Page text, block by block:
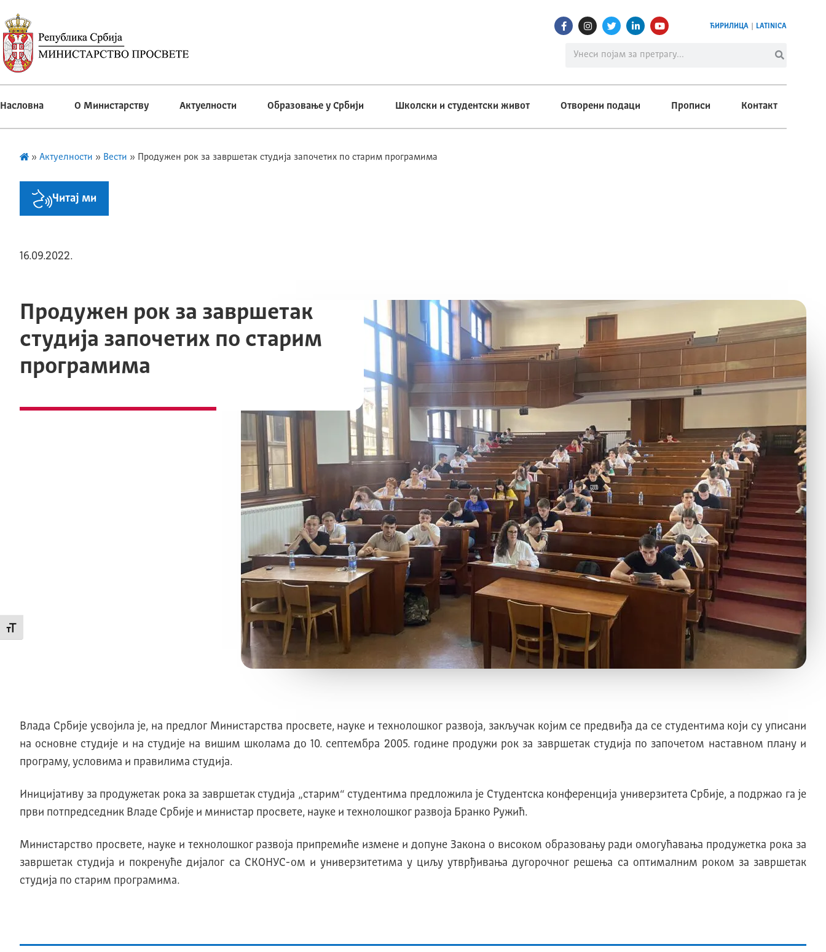
Промени величину слова
ЋИРИЛИЦА LATINICA
Насловна О Министарству Актуелности Образовање у Србији Школски и студентски живот Отворени подаци Прописи Контакт
» Актуелности » Вести » Продужен рок за завршетак студија започетих по старим програмима
Читај ми
16.09.2022.
Продужен рок за завршетак
студија започетих по старим
програмима
Влада Србије усвојила је, на предлог Министарства просвете, науке и технолошког развоја, закључак којим се предвиђа да се студентима који су уписани
на основне студије и на студије на вишим школама до 10. септембра 2005. године продужи рок за завршетак студија по започетом наставном плану и
програму, условима и правилима студија.
Иницијативу за продужетак рока за завршетак студија „старим“ студентима предложила је Студентска конференција универзитета Србије, а подржао га је
први потпредседник Владе Србије и министар просвете, науке и технолошког развоја Бранко Ружић.
Министарство просвете, науке и технолошког развоја припремиће измене и допуне Закона о високом образовању ради омогућавања продужетка рока за
завршетак студија и покренуће дијалог са СКОНУС-ом и универзитетима у циљу утврђивања дугорочног решења са оптималним роком за завршетак
студија по старим програмима.